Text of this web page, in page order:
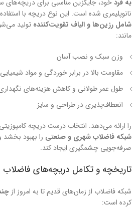
به فردخود، جایگزین مناسبی برای دریچه‌های
نانوپلیمری شده است. این نوع دریچه با استفاده
شامل رزین‌ها و الیاف تقویت‌کننده تولید
مانند:
وزن سبک و نصب آسان
مقاومت بالا در برابر خوردگی و مواد شیمیایی
طول عمر طولانی و کاهش هزینه‌های
انعطاف‌پذیری در طراحی و سایز
را ارائه می‌دهد. انتخاب درست دریچه
شبکه فاضلاب شهری و صنعتی را بهبود
صرفه‌جویی چشمگیری ایجاد کند.
تاریخچه و تکامل دریچه‌های فاضلاب
شبکه فاضلاب از زمان‌های قدیم تا به امروز از
کرده است: